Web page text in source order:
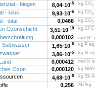
- biogen 8,04·10-5 kg CO2
- luluc 9,93·10-6 kg CO2
- total 0,0466 kg CO2
Ozonschicht 3,51·10-10 kg
0,000102 mol H +
Süßwasser 1,65·10-6 kg P
3,86·10-5 kg N
0,000412 mol N
Ozon 0,000120 kg
4,68·10-8 kg Sb
0,256 MJ/kg